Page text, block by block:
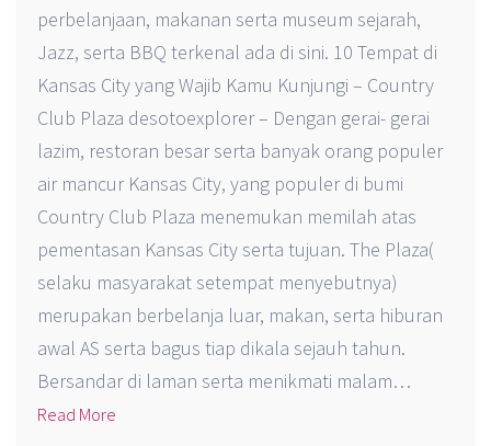
perbelanjaan, makanan serta museum sejarah,
Jazz, serta BBQ terkenal ada di sini. 10 Tempat di
Kansas City yang Wajib Kamu Kunjungi – Country
Club Plaza desotoexplorer – Dengan gerai- gerai
lazim, restoran besar serta banyak orang populer
air mancur Kansas City, yang populer di bumi
Country Club Plaza menemukan memilah atas
pementasan Kansas City serta tujuan. The Plaza(
selaku masyarakat setempat menyebutnya)
merupakan berbelanja luar, makan, serta hiburan
awal AS serta bagus tiap dikala sejauh tahun.
Bersandar di laman serta menikmati malam…
Read More